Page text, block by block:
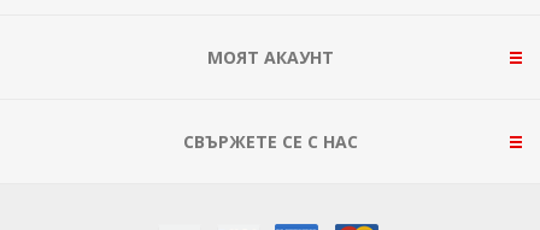
МОЯТ АКАУНТ
СВЪРЖЕТЕ СЕ С НАС